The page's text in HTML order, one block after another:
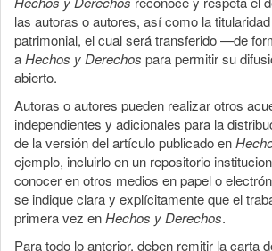
las autoras o autores, así como la
patrimonial, el cual será transferido —de
aHechos y Derechos para permitir su
abierto.
Autoras o autores pueden realizar otros
independientes y adicionales para la
de la versión del artículo publicado en
ejemplo, incluirlo en un repositorio
conocer en otros medios en papel o
se indique clara y explícitamente que el
primera vez enHechos y Derechos.
Para todo lo anterior, deben remitir la carta